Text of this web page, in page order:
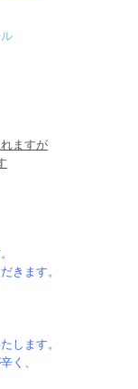
ますが
きます。
します。
く、